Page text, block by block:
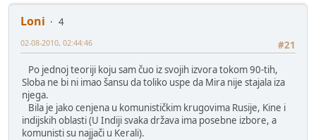
Loni
4
#21
02-08-2010, 02:44:46
Po jednoj teoriji koju sam čuo iz svojih izvora tokom 90-tih,
Sloba ne bi ni imao šansu da toliko uspe da Mira nije stajala iza
njega.
Bila je jako cenjena u komunističkim krugovima Rusije, Kine i
indijskih oblasti (U Indiji svaka država ima posebne izbore, a
komunisti su najjači u Kerali).